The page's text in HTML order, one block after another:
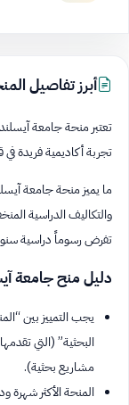
أبرز تفاصيل
تجربة أكاديمية فريدة
ما يميز منحة جامعة
والتكاليف الدراسية
تفرض رسوماً دراسية
دليل منح جامعة
يجب التمييز بين
البحثية” (التي
مشاريع بحثية).
المنحة الأكثر